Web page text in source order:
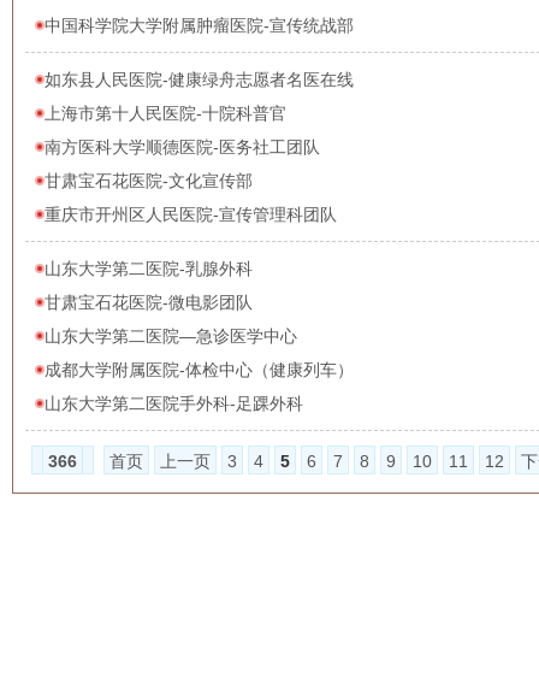
中国科学院大学附属肿瘤医院-宣传统战部
如东县人民医院-健康绿舟志愿者名医在线
上海市第十人民医院-十院科普官
南方医科大学顺德医院-医务社工团队
甘肃宝石花医院-文化宣传部
重庆市开州区人民医院-宣传管理科团队
山东大学第二医院-乳腺外科
甘肃宝石花医院-微电影团队
山东大学第二医院—急诊医学中心
成都大学附属医院-体检中心（健康列车）
山东大学第二医院手外科-足踝外科
366 首页 上一页 3 4 5 6 7 8 9 10 11 12